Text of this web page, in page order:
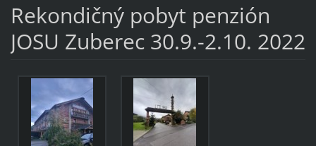
Rekondičný pobyt penzión
JOSU Zuberec 30.9.-2.10. 2022